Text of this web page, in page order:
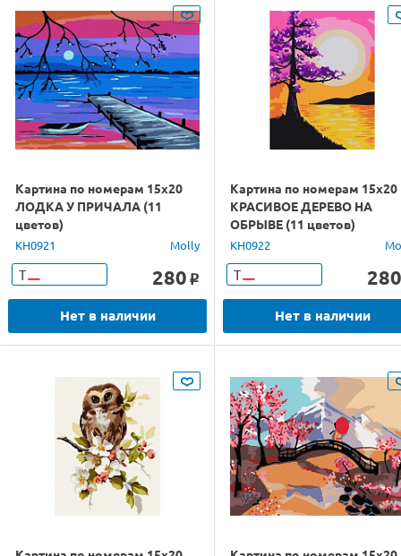
Картина по номерам 15х20
ЛОДКА У ПРИЧАЛА (11
цветов)
KH0921 Molly
Т 280 o
Нет в наличии
Картина по номерам 15х20
КРАСИВОЕ ДЕРЕВО НА
ОБРЫВЕ (11 цветов)
KH0922
Т 280
Нет в наличии